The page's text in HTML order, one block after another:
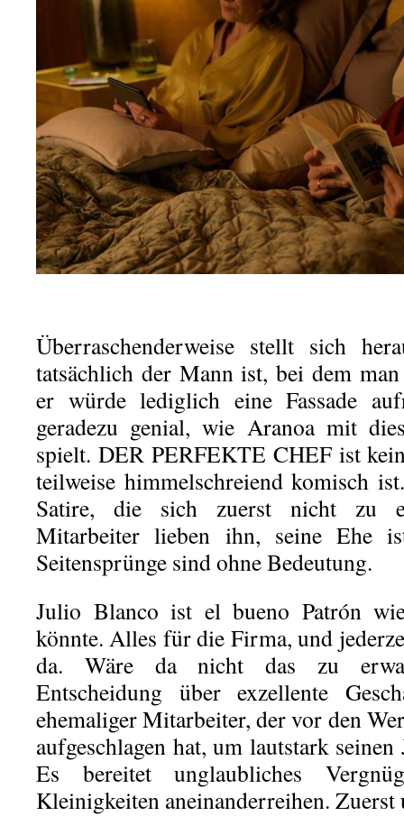
Überraschenderweise stellt sich
tatsächlich der Mann ist, bei dem
er würde lediglich eine Fassade
geradezu genial, wie Aranoa mit
spielt. DER PERFEKTE CHEF ist
teilweise himmelschreiend komisch
Satire, die sich zuerst nicht zu
Mitarbeiter lieben ihn, seine Ehe
Seitensprünge sind ohne Bedeutung.
Julio Blanco ist el bueno Patrón
könnte. Alles für die Firma, und
da. Wäre da nicht das zu
Entscheidung über exzellente
ehemaliger Mitarbeiter, der vor den
aufgeschlagen hat, um lautstark
Es bereitet unglaubliches
Kleinigkeiten aneinanderreihen. Zuerst